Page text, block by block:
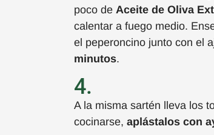
poco de Aceite de Oliva
calentar a fuego medio.
el peperoncino junto con el
minutos.
4.
A la misma sartén lleva los
cocinarse, aplásta los con